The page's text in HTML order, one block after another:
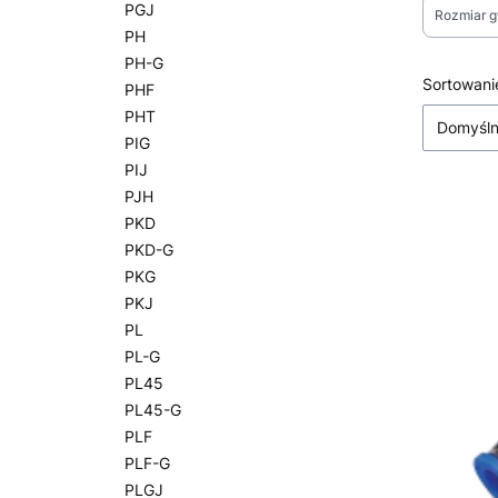
PGJ
PH
PH-G
PHF
PHT
PIG
PIJ
PJH
PKD
PKD-G
PKG
PKJ
PL
PL-G
PL45
PL45-G
PLF
PLF-G
PLGJ
Rozmiar
Lista